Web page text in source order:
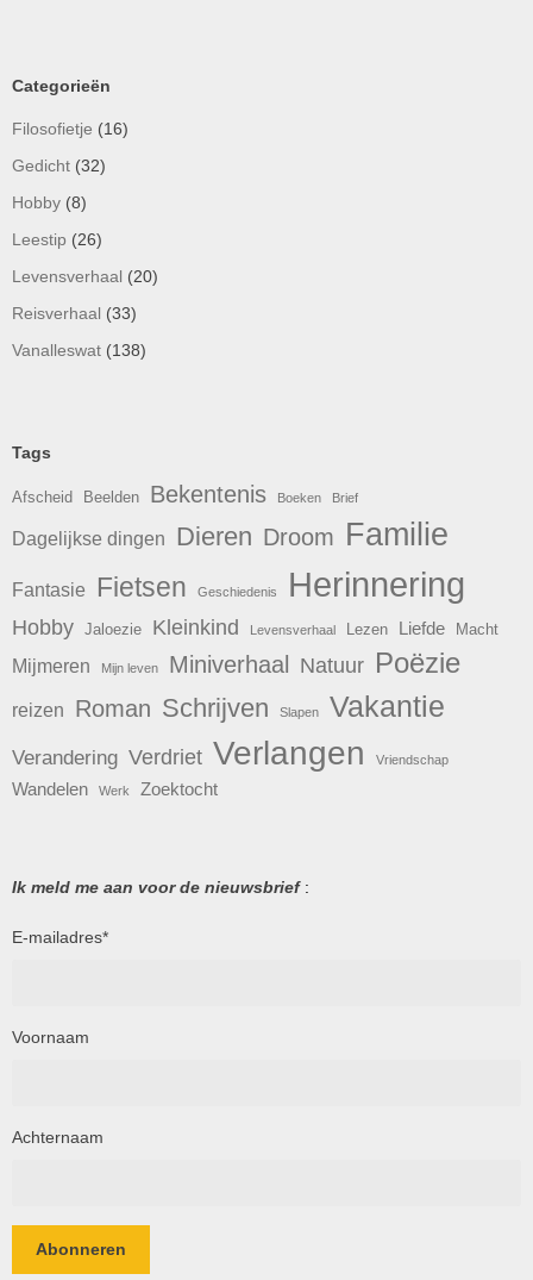
Categorieën
Filosofietje (16)
Gedicht (32)
Hobby (8)
Leestip (26)
Levensverhaal (20)
Reisverhaal (33)
Vanalleswat (138)
Tags
Afscheid Beelden Bekentenis Boeken Brief
Dagelijkse dingen Dieren Droom Familie
Fantasie Fietsen Geschiedenis Herinnering
Hobby Jaloezie Kleinkind Levensverhaal Lezen Liefde Macht
Mijmeren Mijn leven Miniverhaal Natuur Poëzie
reizen Roman Schrijven Slapen Vakantie
Verandering Verdriet Verlangen Vriendschap
Wandelen Werk Zoektocht
Ik meld me aan voor de nieuwsbrief:
E-mailadres*
Voornaam
Achternaam
Abonneren